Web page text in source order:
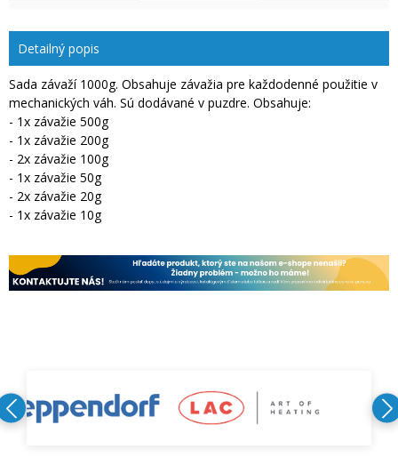
Detailný popis
Sada závaží 1000g. Obsahuje závažia pre každodenné použitie v
mechanických váh. Sú dodávané v puzdre. Obsahuje:
- 1x závažie 500g
- 1x závažie 200g
- 2x závažie 100g
- 1x závažie 50g
- 2x závažie 20g
- 1x závažie 10g